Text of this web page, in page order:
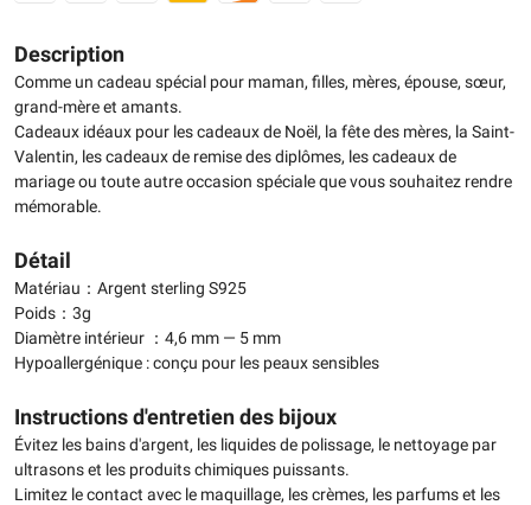
Description
Comme un cadeau spécial pour maman, filles, mères, épouse, sœur,
grand-mère et amants.
Cadeaux idéaux pour les cadeaux de Noël, la fête des mères, la Saint-
Valentin, les cadeaux de remise des diplômes, les cadeaux de
mariage ou toute autre occasion spéciale que vous souhaitez rendre
mémorable.
Détail
Matériau：Argent sterling S925
Poids：3g
Diamètre intérieur ：4,6 mm — 5 mm
Hypoallergénique : conçu pour les peaux sensibles
Instructions d'entretien des bijoux
Évitez les bains d'argent, les liquides de polissage, le nettoyage par
ultrasons et les produits chimiques puissants.
Limitez le contact avec le maquillage, les crèmes, les parfums et les